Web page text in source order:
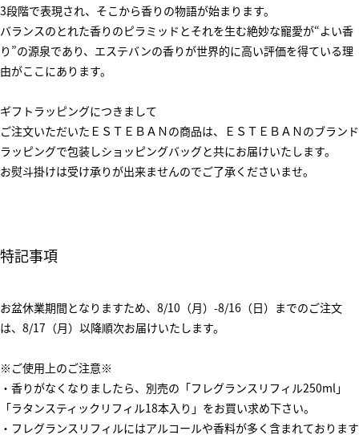
3段階で表現され、そこから香りの物語が始まります。
バランスのとれた香りのピラミッドとそれを生む絶妙な寵愛が“よい香
り”の源泉であり、エステバンの香りが世界的に高い評価を得ている理
由がここにあります。
ギフトラッピングにつきまして
ご注文いただいたＥＳＴＥＢＡＮの商品は、ＥＳＴＥＢＡＮのブランド
ラッピングで包装しショッピングバッグと共にお届けいたします。
お熨斗掛けは受け承りが出来ませんのでご了承くださいませ。
特記事項
お盆休業期間となりますため、8/10（月）-8/16（日）までのご注文
は、8/17（月）以降順次お届けいたします。
※ご使用上のご注意※
・香りがなくなりましたら、別売の「フレグランスリフィル250ml」
「ラタンスティックリフィル18本入り」をお買い求め下さい。
・フレグランスリフィルにはアルコールや香料が多く含まれております